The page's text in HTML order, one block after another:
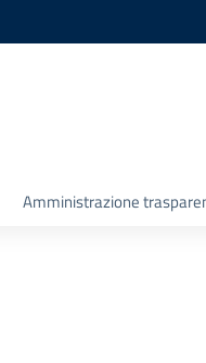
Amministrazione